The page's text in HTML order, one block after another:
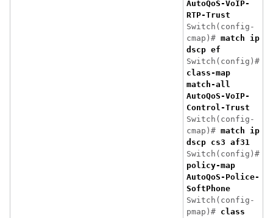
AutoQoS-VoIP-
RTP-Trust
Switch(config-
cmap)# match ip
dscp ef
Switch(config)#
class-map
match-all
AutoQoS-VoIP-
Control-Trust
Switch(config-
cmap)# match ip
dscp cs3 af31
Switch(config)#
policy-map
AutoQoS-Police-
SoftPhone
Switch(config-
pmap)# class